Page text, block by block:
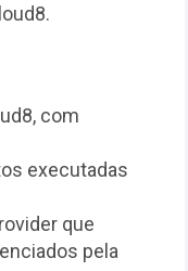
com
executadas
que
pela